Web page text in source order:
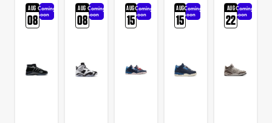
AUG
08
Coming
soon
AUG
08
Coming
soon
AUG
15
Coming
soon
AUG
15
Coming
soon
AUG
22
Coming
soon